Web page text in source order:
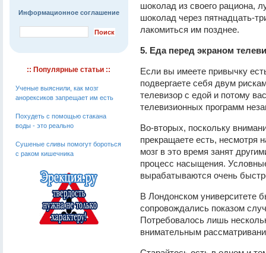
Информационное соглашение
:: Популярные статьи ::
Ученые выяснили, как мозг
анорексиков запрещает им есть
Похудеть с помощью стакана
воды - это реально
Сушеные сливы помогут бороться
с раком кишечника
шоколад из своего рациона,
шоколад через пятнадцать-
лакомиться им позднее.
5. Еда перед экраном
Если вы имеете привычку
подвергаете себя двум
телевизор с едой и потому
телевизионных программ
Во-вторых, поскольку
прекращаете есть, несмотря
мозг в это время занят
процесс насыщения.
вырабатываются очень
В Лондонском университете
сопровождались показом
Потребовалось лишь
внимательным